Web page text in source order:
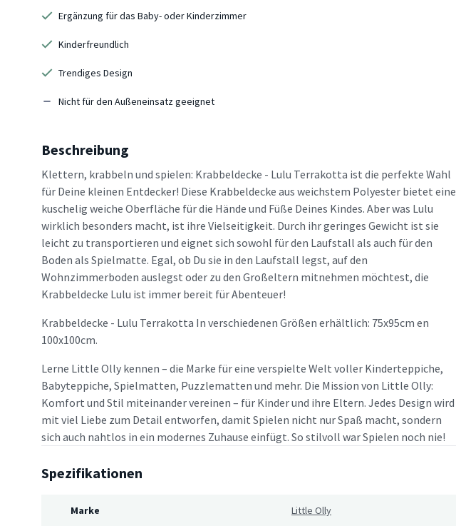
Ergänzung für das Baby- oder Kinderzimmer
Kinderfreundlich
Trendiges Design
Nicht für den Außeneinsatz geeignet
Beschreibung
Klettern, krabbeln und spielen: Krabbeldecke - Lulu Terrakotta ist die perfekte Wahl
für Deine kleinen Entdecker! Diese Krabbeldecke aus weichstem Polyester bietet eine
kuschelig weiche Oberfläche für die Hände und Füße Deines Kindes. Aber was Lulu
wirklich besonders macht, ist ihre Vielseitigkeit. Durch ihr geringes Gewicht ist sie
leicht zu transportieren und eignet sich sowohl für den Laufstall als auch für den
Boden als Spielmatte. Egal, ob Du sie in den Laufstall legst, auf den
Wohnzimmerboden auslegst oder zu den Großeltern mitnehmen möchtest, die
Krabbeldecke Lulu ist immer bereit für Abenteuer!
Krabbeldecke - Lulu Terrakotta In verschiedenen Größen erhältlich: 75x95cm en
100x100cm.
Lerne Little Olly kennen – die Marke für eine verspielte Welt voller Kinderteppiche,
Babyteppiche, Spielmatten, Puzzlematten und mehr. Die Mission von Little Olly:
Komfort und Stil miteinander vereinen – für Kinder und ihre Eltern. Jedes Design wird
mit viel Liebe zum Detail entworfen, damit Spielen nicht nur Spaß macht, sondern
sich auch nahtlos in ein modernes Zuhause einfügt. So stilvoll war Spielen noch nie!
Spezifikationen
Marke Little Olly